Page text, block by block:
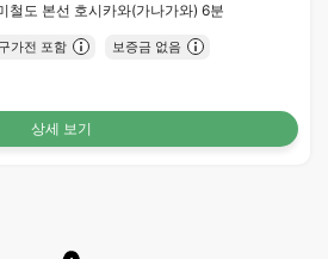
철도 본선 호시카와(가나가와) 6분
가전 포함 보증금 없음
상세 보기